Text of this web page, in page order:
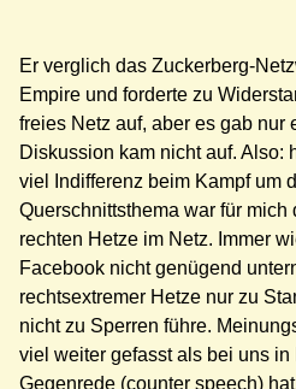
Er verglich das Zuckerberg-
Empire und forderte zu
freies Netz auf, aber es gab nur
Diskussion kam nicht auf. Also:
viel Indifferenz beim Kampf um
Querschnittsthema war für mich
rechten Hetze im Netz. Immer
Facebook nicht genügend
rechtsextremer Hetze nur zu
nicht zu Sperren führe.
viel weiter gefasst als bei uns in
Gegenrede (counter speech)